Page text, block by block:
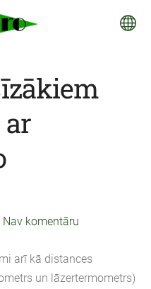
Nav komentāru
arī kā distances
un lāzertermometrs)